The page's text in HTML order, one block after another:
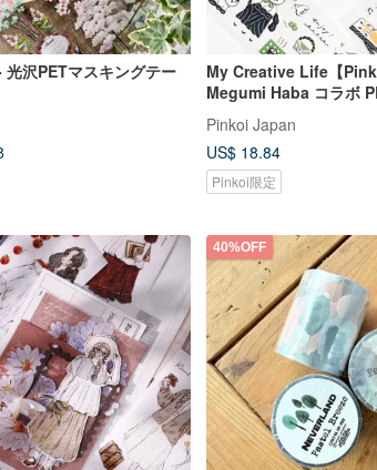
光沢PETマスキングテー
My Creative Life【
Megumi Haba コラボ
Pinkoi Japan
US$ 18.84
Pinkoi限定
40%OFF